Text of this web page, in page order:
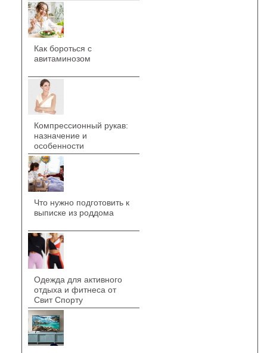
Как бороться с
авитаминозом
Компрессионный рукав:
назначение и
особенности
Что нужно подготовить к
выписке из роддома
Одежда для активного
отдыха и фитнеса от
Свит Спорту